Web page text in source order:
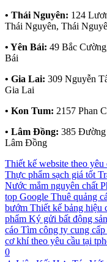
• Thái Nguyên: 124
Thái Nguyên, Thái
• Yên Bái: 49 Bắc
Bái
• Gia Lai: 309 Nguyễn
Gia Lai
• Kon Tum: 2157 Phan
• Lâm Đồng: 385 Đường
Lâm Đồng
Thiết kế website theo yêu
Thực phẩm sạch giá tốt
Nước mắm nguyên chất
top Google Thuê quảng
bướm Thiết kế bảng hiệu
phẩm Ký gửi bất động sản
cáo Tìm công ty cung
cơ khí theo yêu cầu tại
0